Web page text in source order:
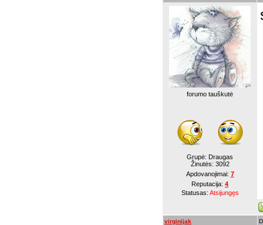
forumo tauškutė
Grupė: Draugas
Žinutės: 3092
Apdovanojimai: 7
Reputacija: 4
Statusas: Atsijungęs
virginijak